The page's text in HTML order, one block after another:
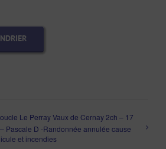
Le Perray Vaux de Cernay 2ch – 17
Pascale D -Randonnée annulée cause
et incendies